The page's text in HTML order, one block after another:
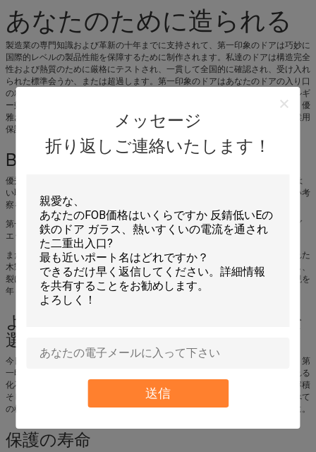
メッセージ
折り返しご連絡いたします！
送信
あなたのために造られる
製造業の専門知識および革新の十年までに支持されて、第一印象のドアは巧妙に
国際的レベルの製品性能を保障するために制作されます。私達のドアは構造完全
性および熱質のために厳格にテストされ、一貫して全国的に確認され、受け入れ
られた標準会うか、または超過します。第一印象のドアはあなたのドアの入り口
の精密な測定に顧客用です。これはあなたの家に合うために調節され、エネルギ
ー効率および出現を妥協するかもしれない標準的なドア上の重要な利点です。優
雅および強さの完全なバランスを組み込んで、第一印象のドアは顕著な全天候用
保護を提供している間あなたの家の質そして慰めを上げます。
BEST-IN-CLASSの設計および構造
優秀な出現および性能の実現のキー ファクタであるあなたの家のための最もよ
い取り替えのドアの選択に関しては、ドアの構成の設計および構造に注意深い考
察を与えたいと思います。
第一印象のドアは例外的な強さおよび構造完全性のための多くのリーディング
エッジの部品、また端正で、きれいな終了する一見を特色にします。
また第一印象の簡単な維持を認めます。ドアの構造は露出から湿気への塗られた
木製のドアのようなピットそして膨れませんでしたり歪みません腐敗しないし、
裂けなかったりし、腐食しないし。あなたのドアは少しだけ維持の美しい出現を
年々保ちます。
よりよい世界のためのよりスマートな
選択
今日の自家所有者は私達の惑星の保護を助けるように緑の選択をしています。第
一印象のドアは優秀なエネルギー効率を提供し、熱し、冷却のために使用される
化石燃料の消費を減らすように設計されています。他のプロダクトが無駄の容積
そして環境影響を減らすのを助けることができるように再利用可能物資、すべて
の構内スクラップのビニール、アルミニウムおよび鋼鉄が再使用されるように。
保護の寿命